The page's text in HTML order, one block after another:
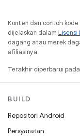
Konten dan contoh
dijelaskan dalam Lisensi
dagang atau merek
afiliasinya.
Terakhir diperbarui
BUILD
Repositori Android
Persyaratan